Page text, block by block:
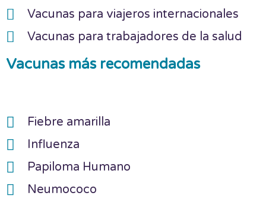
Vacunas para viajeros internacionales
Vacunas para trabajadores de la salud
Vacunas más recomendadas
Fiebre amarilla
Influenza
Papiloma Humano
Neumococo